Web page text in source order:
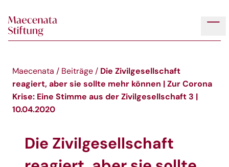
Maecenata / Beiträge / Die Zivilgesellschaft
reagiert, aber sie sollte mehr können | Zur Corona
Krise: Eine Stimme aus der Zivilgesellschaft 3 |
10.04.2020
Die Zivilgesellschaft